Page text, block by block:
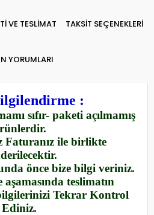
VE TESLİMAT TAKSİT SEÇENEKLERİ
YORUMLARI
:
sıfır- paketi açılmamış
Faturanız ile birlikte
önce bize bilgi veriniz.
teslimatın
Tekrar Kontrol
Ediniz.